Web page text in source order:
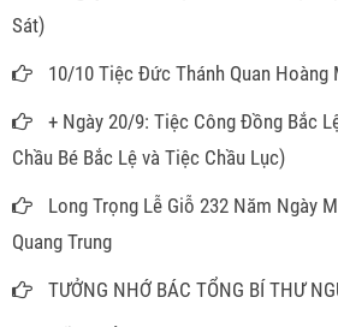
Sát)
10/10 Tiệc Đức Thánh Quan Hoàng
+ Ngày 20/9: Tiệc Công Đồng Bắc
Chầu Bé Bắc Lệ và Tiệc Chầu Lục)
Long Trọng Lễ Giỗ 232 Năm Ngày
Quang Trung
TƯỞNG NHỚ BÁC TỔNG BÍ THƯ